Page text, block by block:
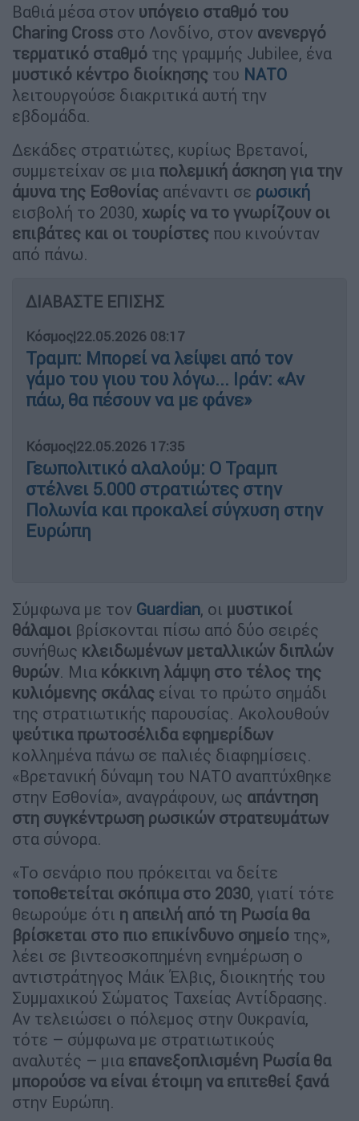
Βαθιά μέσα στον υπόγειο σταθμό του
Charing Cross στο Λονδίνο, στον ανενεργό
τερματικό σταθμό της γραμμής Jubilee, ένα
μυστικό κέντρο διοίκησης του ΝΑΤΟ
λειτουργούσε διακριτικά αυτή την
εβδομάδα.
Δεκάδες στρατιώτες, κυρίως Βρετανοί,
συμμετείχαν σε μια πολεμική άσκηση για την
άμυνα της Εσθονίας απέναντι σε ρωσική
εισβολή το 2030, χωρίς να το γνωρίζουν οι
επιβάτες και οι τουρίστες που κινούνταν
από πάνω.
ΔΙΑΒΑΣΤΕ ΕΠΙΣΗΣ
Κόσμος|22.05.2026 08:17
Τραμπ: Μπορεί να λείψει από τον
γάμο του γιου του λόγω... Ιράν: «Αν
πάω, θα πέσουν να με φάνε»
Κόσμος|22.05.2026 17:35
Γεωπολιτικό αλαλούμ: Ο Τραμπ
στέλνει 5.000 στρατιώτες στην
Πολωνία και προκαλεί σύγχυση στην
Ευρώπη
Σύμφωνα με τον Guardian, οι μυστικοί
θάλαμοι βρίσκονται πίσω από δύο σειρές
συνήθως κλειδωμένων μεταλλικών διπλών
θυρών. Μια κόκκινη λάμψη στο τέλος της
κυλιόμενης σκάλας είναι το πρώτο σημάδι
της στρατιωτικής παρουσίας. Ακολουθούν
ψεύτικα πρωτοσέλιδα εφημερίδων
κολλημένα πάνω σε παλιές διαφημίσεις.
«Βρετανική δύναμη του ΝΑΤΟ αναπτύχθηκε
στην Εσθονία», αναγράφουν, ως απάντηση
στη συγκέντρωση ρωσικών στρατευμάτων
στα σύνορα.
«Το σενάριο που πρόκειται να δείτε
τοποθετείται σκόπιμα στο 2030, γιατί τότε
θεωρούμε ότι η απειλή από τη Ρωσία θα
βρίσκεται στο πιο επικίνδυνο σημείο της»,
λέει σε βιντεοσκοπημένη ενημέρωση ο
αντιστράτηγος Μάικ Έλβις, διοικητής του
Συμμαχικού Σώματος Ταχείας Αντίδρασης.
Αν τελειώσει ο πόλεμος στην Ουκρανία,
τότε – σύμφωνα με στρατιωτικούς
αναλυτές – μια επανεξοπλισμένη Ρωσία θα
μπορούσε να είναι έτοιμη να επιτεθεί ξανά
στην Ευρώπη.